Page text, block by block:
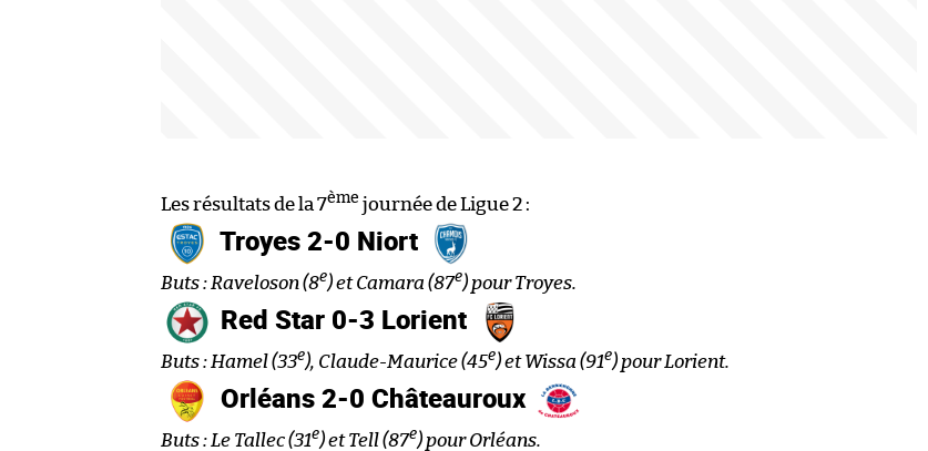
Les résultats de la 7ème journée de Ligue 2 :
Troyes 2-0 Niort
Buts : Raveloson (8e) et Camara (87e) pour Troyes.
Red Star 0-3 Lorient
Buts : Hamel (33e), Claude-Maurice (45e) et Wissa (91e) pour Lorient.
Orléans 2-0 Châteauroux
Buts : Le Tallec (31e) et Tell (87e) pour Orléans.